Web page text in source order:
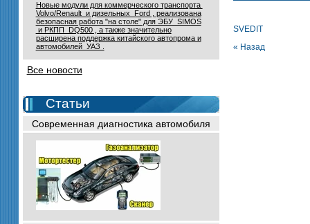
Новые модули для коммерческого транспорта
Volvo/Renault и дизельных Ford , реализована
безопасная работа "на столе" для ЭБУ SIMOS
и РКПП DQ500 , а также значительно
расширена поддержка китайского автопрома и
автомобилей УАЗ .
Все новости
Статьи
Современная диагностика автомобиля
SVEDIT
« Назад